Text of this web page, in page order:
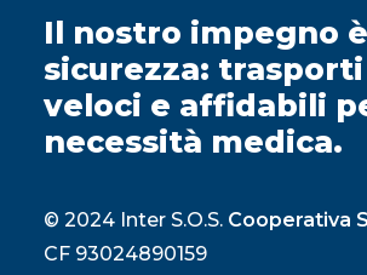
Il nostro impegno
sicurezza:
veloci e affidabili
necessità medica.
© 2024 Inter S.O.S. Cooperativa
CF 93024890159